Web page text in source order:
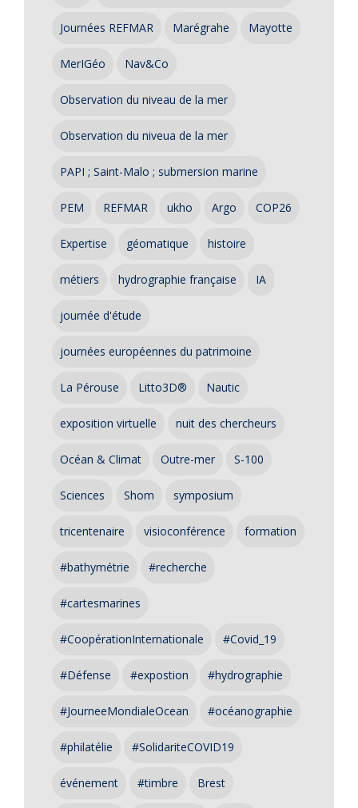
Journées REFMAR Marégrahe Mayotte
MerIGéo Nav&Co
Observation du niveau de la mer
Observation du niveua de la mer
PAPI ; Saint-Malo ; submersion marine
PEM REFMAR ukho Argo COP26
Expertise géomatique histoire
métiers hydrographie française IA
journée d'étude
journées européennes du patrimoine
La Pérouse Litto3D® Nautic
exposition virtuelle nuit des chercheurs
Océan & Climat Outre-mer S-100
Sciences Shom symposium
tricentenaire visioconférence formation
#bathymétrie #recherche
#cartesmarines
#CoopérationInternationale #Covid_19
#Défense #expostion #hydrographie
#JourneeMondialeOcean #océanographie
#philatélie #SolidariteCOVID19
événement #timbre Brest